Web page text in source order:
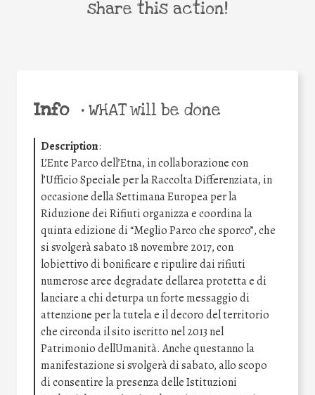
Info •WHAT will be done
Description:
L’Ente Parco dell’Etna, in collaborazione con
l’Ufficio Speciale per la Raccolta Differenziata, in
occasione della Settimana Europea per la
Riduzione dei Rifiuti organizza e coordina la
quinta edizione di “Meglio Parco che sporco”, che
si svolgerà sabato 18 novembre 2017, con
lobiettivo di bonificare e ripulire dai rifiuti
numerose aree degradate dellarea protetta e di
lanciare a chi deturpa un forte messaggio di
attenzione per la tutela e il decoro del territorio
che circonda il sito iscritto nel 2013 nel
Patrimonio dellUmanità. Anche questanno la
manifestazione si svolgerà di sabato, allo scopo
di consentire la presenza delle Istituzioni
share this action!